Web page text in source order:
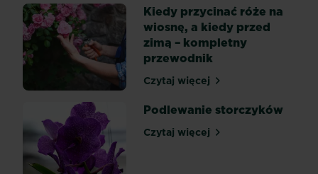
Kiedy przycinać róże na
wiosnę, a kiedy przed
zimą – kompletny
przewodnik
Czytaj więcejKiedy przycinać róże na
Podlewanie storczyków
Czytaj więcejPodlewanie storczyków